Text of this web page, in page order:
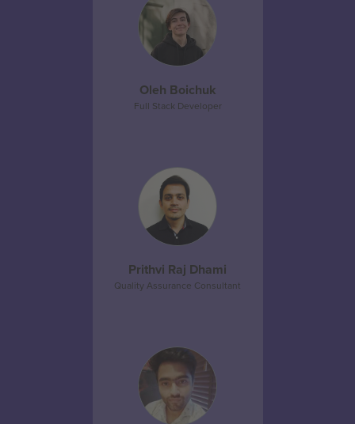
Oleh Boichuk
Full Stack Developer
Prithvi Raj Dhami
Quality Assurance Consultant